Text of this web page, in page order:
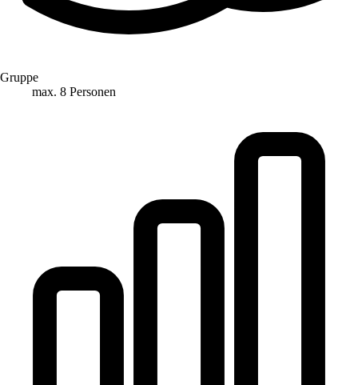
Gruppe
max. 8 Personen